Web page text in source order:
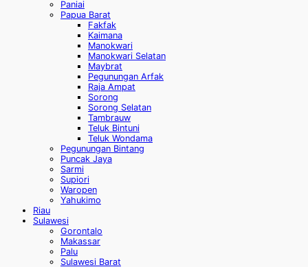
Paniai
Papua Barat
Fakfak
Kaimana
Manokwari
Manokwari Selatan
Maybrat
Pegunungan Arfak
Raja Ampat
Sorong
Sorong Selatan
Tambrauw
Teluk Bintuni
Teluk Wondama
Pegunungan Bintang
Puncak Jaya
Sarmi
Supiori
Waropen
Yahukimo
Riau
Sulawesi
Gorontalo
Makassar
Palu
Sulawesi Barat